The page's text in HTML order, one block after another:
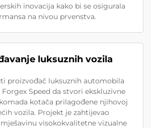
inovacija kako bi se osigurala
na nivou prvenstva.
luksuznih vozila
proizvođač luksuznih automobila
Speed da stvori ekskluzivne
kotača prilagođene njihovoj
vozila. Projekt je zahtijevao
visokokvalitetne vizualne